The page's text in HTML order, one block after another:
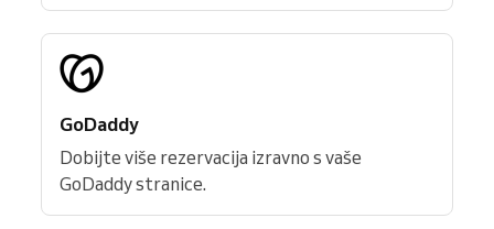
GoDaddy
Dobijte više rezervacija izravno s vaše
GoDaddy stranice.